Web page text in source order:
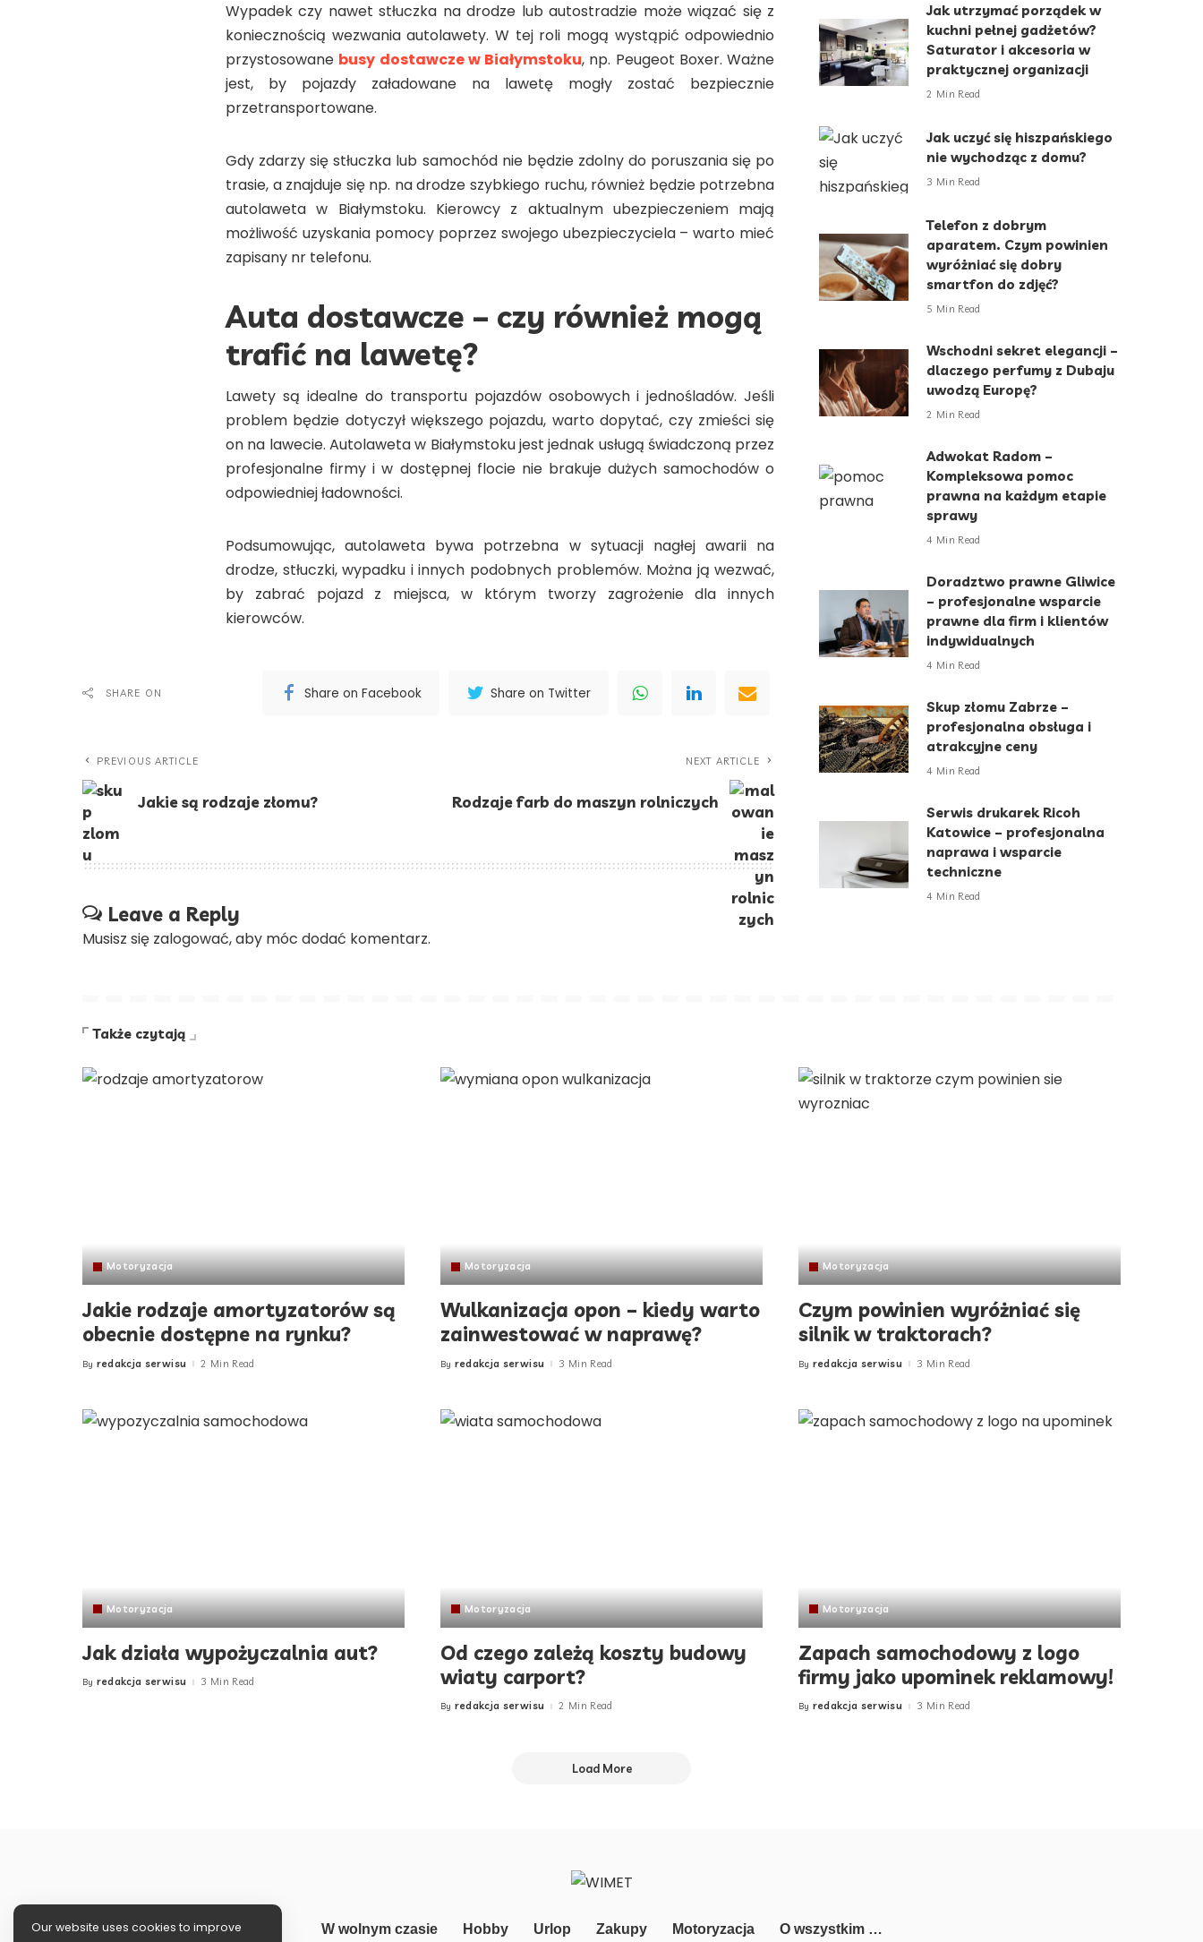
Wypadek czy nawet stłuczka na drodze lub autostradzie może wiązać się z
koniecznością wezwania autolawety. W tej roli mogą wystąpić odpowiednio
przystosowane busy dostawcze w Białymstoku, np. Peugeot Boxer. Ważne
jest, by pojazdy załadowane na lawetę mogły zostać bezpiecznie
przetransportowane.
Gdy zdarzy się stłuczka lub samochód nie będzie zdolny do poruszania się po
trasie, a znajduje się np. na drodze szybkiego ruchu, również będzie potrzebna
autolaweta w Białymstoku. Kierowcy z aktualnym ubezpieczeniem mają
możliwość uzyskania pomocy poprzez swojego ubezpieczyciela – warto mieć
zapisany nr telefonu.
Auta dostawcze – czy również mogą
trafić na lawetę?
Lawety są idealne do transportu pojazdów osobowych i jednośladów. Jeśli
problem będzie dotyczył większego pojazdu, warto dopytać, czy zmieści się
on na lawecie. Autolaweta w Białymstokujest jednak usługą świadczoną przez
profesjonalne firmy i w dostępnej flocie nie brakuje dużych samochodów o
odpowiedniej ładowności.
Podsumowując,autolaweta bywa potrzebna w sytuacji nagłej awarii na
drodze, stłuczki, wypadku i innych podobnych problemów. Można ją wezwać,
by zabrać pojazd z miejsca, w którym tworzy zagrożenie dla innych
kierowców.
SHARE ON Share on Facebook Share on Twitter
PREVIOUS ARTICLE
Jakie są rodzaje złomu?
NEXT ARTICLE
Rodzaje farb do maszyn rolniczych
Leave a Reply
Musisz się zalogować, aby móc dodać komentarz.
Jak utrzymać porządek w
kuchni pełnej gadżetów?
Saturator i akcesoria w
praktycznej organizacji
2 Min Read
Jak uczyć się hiszpańskiego
nie wychodząc z domu?
3 Min Read
Telefon z dobrym
aparatem. Czym powinien
wyróżniać się dobry
smartfon do zdjęć?
5 Min Read
Wschodni sekret elegancji –
dlaczego perfumy z Dubaju
uwodzą Europę?
2 Min Read
Adwokat Radom –
Kompleksowa pomoc
prawna na każdym etapie
sprawy
4 Min Read
Doradztwo prawne Gliwice
– profesjonalne wsparcie
prawne dla firm i klientów
indywidualnych
4 Min Read
Skup złomu Zabrze –
profesjonalna obsługa i
atrakcyjne ceny
4 Min Read
Serwis drukarek Ricoh
Katowice – profesjonalna
naprawa i wsparcie
techniczne
4 Min Read
Także czytają
Motoryzacja
Jakie rodzaje amortyzatorów są
obecnie dostępne na rynku?
Posted
By redakcja serwisu 2 Min Read
Motoryzacja
Wulkanizacja opon – kiedy warto
zainwestować w naprawę?
Posted
By redakcja serwisu 3 Min Read
Motoryzacja
Czym powinien wyróżniać się
silnik w traktorach?
Posted
By redakcja serwisu 3 Min Read
Motoryzacja
Jak działa wypożyczalnia aut?
Posted
By redakcja serwisu 3 Min Read
Motoryzacja
Od czego zależą koszty budowy
wiaty carport?
Posted
By redakcja serwisu 2 Min Read
Motoryzacja
Zapach samochodowy z logo
firmy jako upominek reklamowy!
Posted
By redakcja serwisu 3 Min Read
Load More
W wolnym czasie Hobby Urlop Zakupy Motoryzacja O wszystkim …
Our website uses cookies to improve